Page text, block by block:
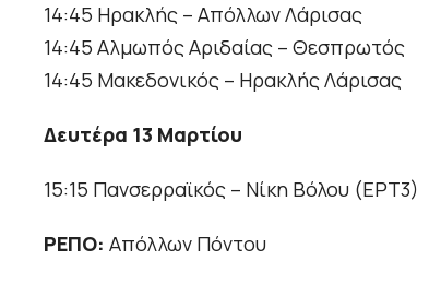
14:45 Ηρακλής – Απόλλων Λάρισας
14:45 Αλμωπός Αριδαίας – Θεσπρωτός
14:45 Μακεδονικός – Ηρακλής Λάρισας
Δευτέρα 13 Μαρτίου
15:15 Πανσερραϊκός – Νίκη Βόλου (ΕΡΤ3)
ΡΕΠΟ: Απόλλων Πόντου